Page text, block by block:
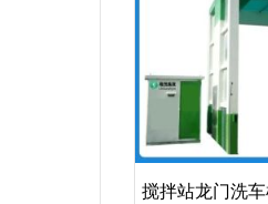
搅拌站龙门洗